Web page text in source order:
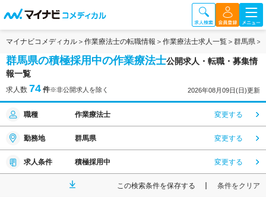
マイナビコメディカル 作業療法士の転職情報 作業療法士求人一覧 群馬県
群馬県の積極採用中の作業療法士公開求人・転職・募集情
報一覧
求人数 74 件※非公開求人を除く 2026年08月09日(日)更新
職種 作業療法士 変更する
勤務地 群馬県 変更する
求人条件 積極採用中 変更する
この検索条件を保存する 条件をクリア